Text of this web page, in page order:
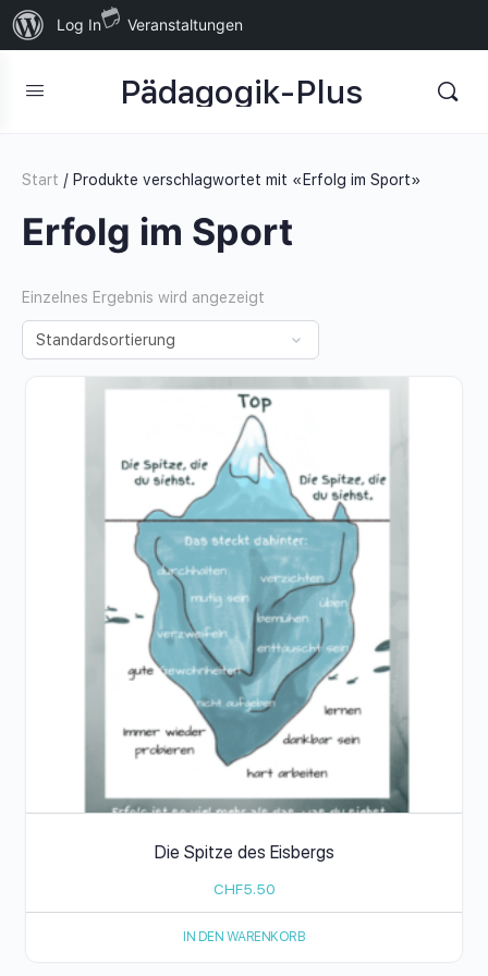
Über
WordPress
Log In Veranstaltungen
Pädagogik-Plus
Start / Produkte verschlagwortet mit «Erfolg im Sport»
Erfolg im Sport
Einzelnes Ergebnis wird angezeigt
Die Spitze des Eisbergs
CHF5.50
IN DEN WARENKORB